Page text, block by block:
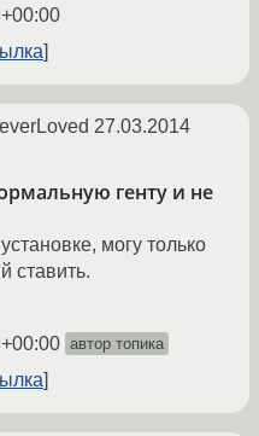
27.03.2014
генту и не
могу только
ставить.
автор топика